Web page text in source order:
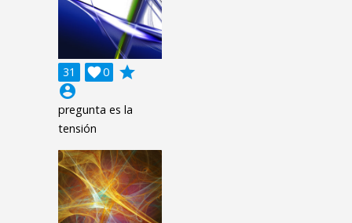
31 0

grade
account_circle
pregunta es la
tensión